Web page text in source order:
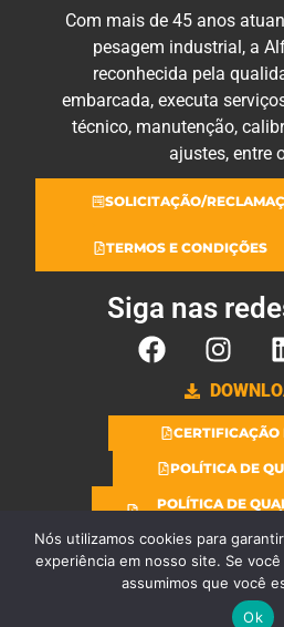
Com mais de 45 anos
pesagem industrial, a
reconhecida pela
embarcada, executa
técnico, manutenção,
ajustes, entre
SOLICITAÇÃO/
TERMOS E CONDIÇÕES
Siga nas
CERTIFICAÇÃO
POLÍTICA DE
POLÍTICA DE
Copyright © 2025 Todos os
Nós utilizamos cookies para
experiência em nosso site. Se
assumimos que você
Ok